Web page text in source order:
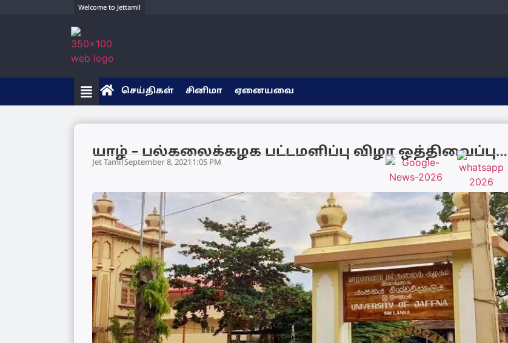
Welcome to Jettamil
செய்திகள் சினிமா ஏனையவை
யாழ் – பல்கலைக்கழக பட்டமளிப்பு விழா ஒத்திவைப்பு…
Jet TamilSeptember 8, 2021 1:05 PM